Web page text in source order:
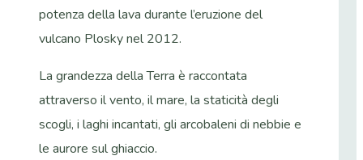
potenza della lava durante l’eruzione del
vulcano Plosky nel 2012.
La grandezza della Terra è raccontata
attraverso il vento, il mare, la staticità degli
scogli, i laghi incantati, gli arcobaleni di nebbie e
le aurore sul ghiaccio.